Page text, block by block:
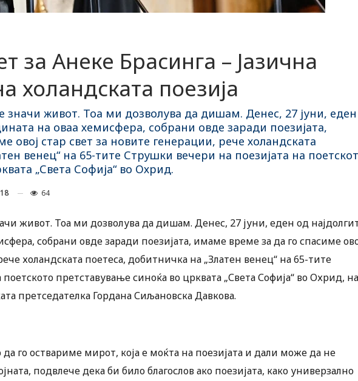
за Анеке Брасинга – Јазична
холандската поезија
значи живот. Тоа ми дозволува да дишам. Денес, 27 јуни, еден
на оваа хемисфера, собрани овде заради поезијата,
овој стар свет за новите генерации, рече холандската
венец“ на 65-тите Струшки вечери на поезијата на
„Света Софија“ во Охрид.
64
живот. Тоа ми дозволува да дишам. Денес, 27 јуни, еден од
собрани овде заради поезијата, имаме време за да го спасиме
холандската поетеса, добитничка на „Златен венец“ на 65-тите
претставување синоќа во црквата „Света Софија“ во Охрид, на
претседателка Гордана Сиљановска Давкова.
го оствариме мирот, која е моќта на поезијата и дали може да не
подвлече дека би било благослов ако поезијата, како универзално